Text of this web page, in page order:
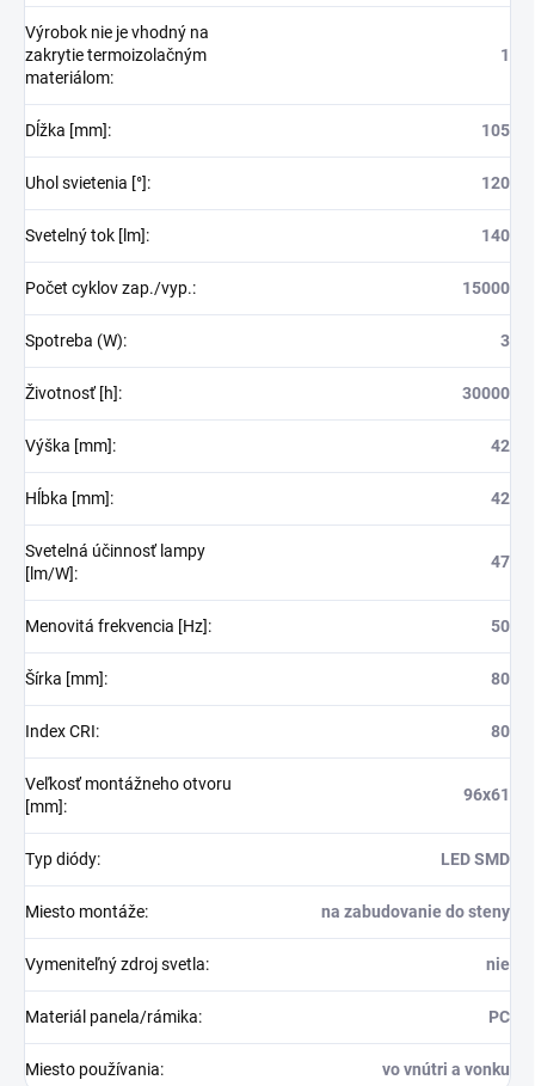
Výrobok nie je vhodný na
zakrytie termoizolačným
materiálom:
1
Dĺžka [mm]: 105
Uhol svietenia [°]: 120
Svetelný tok [lm]: 140
Počet cyklov zap./vyp.: 15000
Spotreba (W): 3
Životnosť [h]: 30000
Výška [mm]: 42
Hĺbka [mm]: 42
Svetelná účinnosť lampy
[lm/W]:
47
Menovitá frekvencia [Hz]: 50
Šírka [mm]: 80
Index CRI: 80
Veľkosť montážneho otvoru
[mm]:
96x61
Typ diódy: LED SMD
Miesto montáže: na zabudovanie do steny
Vymeniteľný zdroj svetla: nie
Materiál panela/rámika: PC
Miesto používania: vo vnútri a vonku